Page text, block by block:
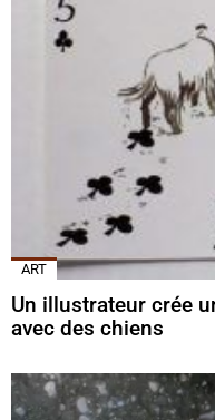
ART
Un illustrateur crée
avec des chiens